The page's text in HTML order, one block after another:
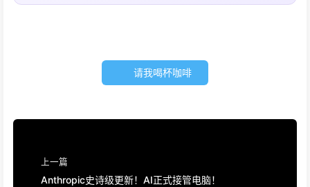
请我喝杯咖啡
上一篇
Anthropic史诗级更新！AI正式接管电脑！